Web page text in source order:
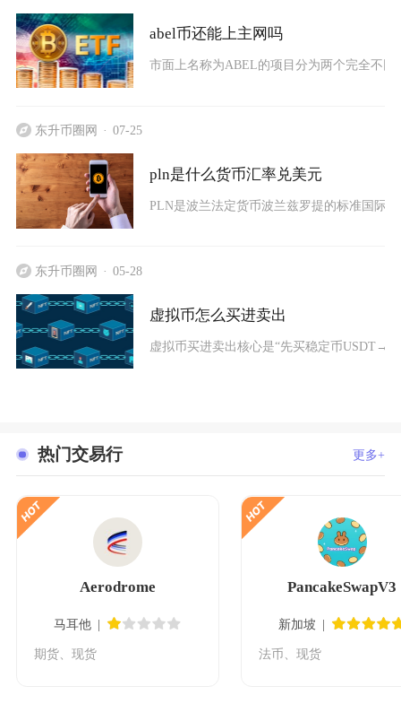
abel币还能上主网吗
市面上名称为ABEL的项目分为两个完全不
东升币圈网 07-25
pln是什么货币汇率兑美元
PLN是波兰法定货币波兰兹罗提的标准国际
东升币圈网 05-28
虚拟币怎么买进卖出
虚拟币买进卖出核心是“先买稳定币USDT→
热门交易行 更多+
Aerodrome
马耳他
期货、现货
PancakeSwapV3
新加坡
法币、现货